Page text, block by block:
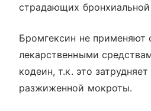
страдающих
Бромгексин не применяют
лекарственными
кодеин, т.к. это
разжиженной мокроты.